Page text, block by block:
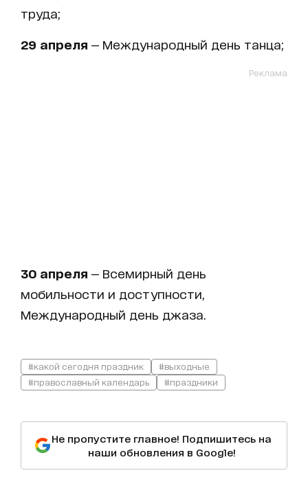
труда;
29 апреля — Международный день танца;
Реклама
30 апреля — Всемирный день
мобильности и доступности,
Международный день джаза.
#какой сегодня праздник
#выходные
#православный календарь
#праздники
Не пропустите главное! Подпишитесь на
наши обновления в Google!